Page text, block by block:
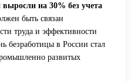
на 30% без учета
быть связан
труда и эффективности
безработицы в России стал
развитых